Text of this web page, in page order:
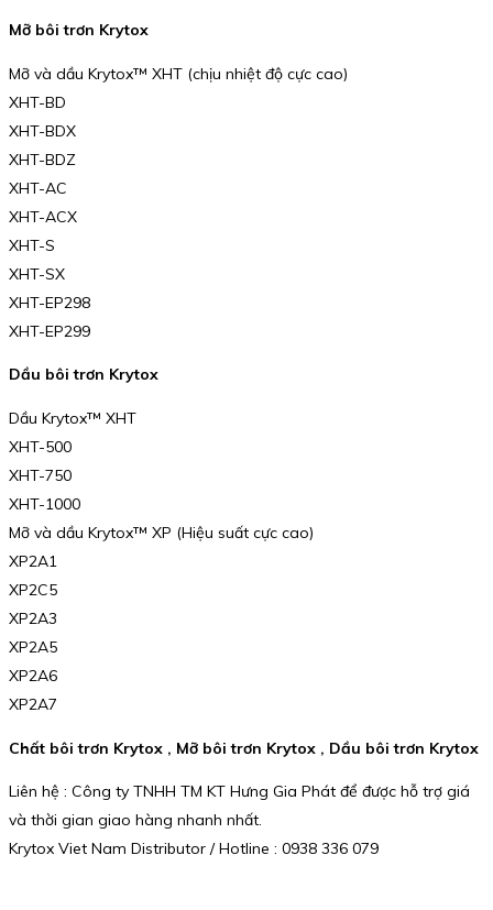
Mỡ bôi trơn Krytox
Mỡ và dầu Krytox™ XHT (chịu nhiệt độ cực cao)
XHT-BD
XHT-BDX
XHT-BDZ
XHT-AC
XHT-ACX
XHT-S
XHT-SX
XHT-EP298
XHT-EP299
Dầu bôi trơn Krytox
Dầu Krytox™ XHT
XHT-500
XHT-750
XHT-1000
Mỡ và dầu Krytox™ XP (Hiệu suất cực cao)
XP2A1
XP2C5
XP2A3
XP2A5
XP2A6
XP2A7
Chất bôi trơn Krytox , Mỡ bôi trơn Krytox , Dầu bôi trơn Krytox
Liên hệ : Công ty TNHH TM KT Hưng Gia Phát để được hỗ trợ giá
và thời gian giao hàng nhanh nhất.
Krytox Viet Nam Distributor / Hotline : 0938 336 079